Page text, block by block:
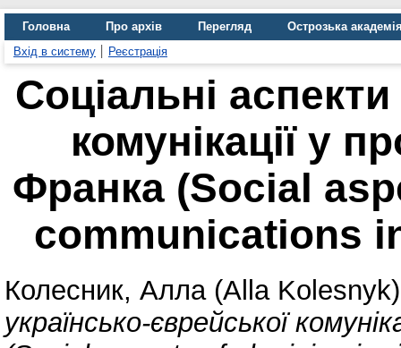
Головна Про архів Перегляд
Острозька
Вхід в систему
Реєстрація
Cоціальні
комунікації у
Франка (Social
communications
Колесник, Алла (Alla Kolesnyk)
українсько-єврейської